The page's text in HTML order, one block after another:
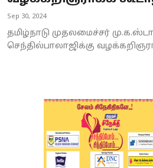
Spirituality
Weather
Sep 30, 2024
தமிழ்நாடு முதலமைச்சர்
செந்தில்பாலாஜிக்கு